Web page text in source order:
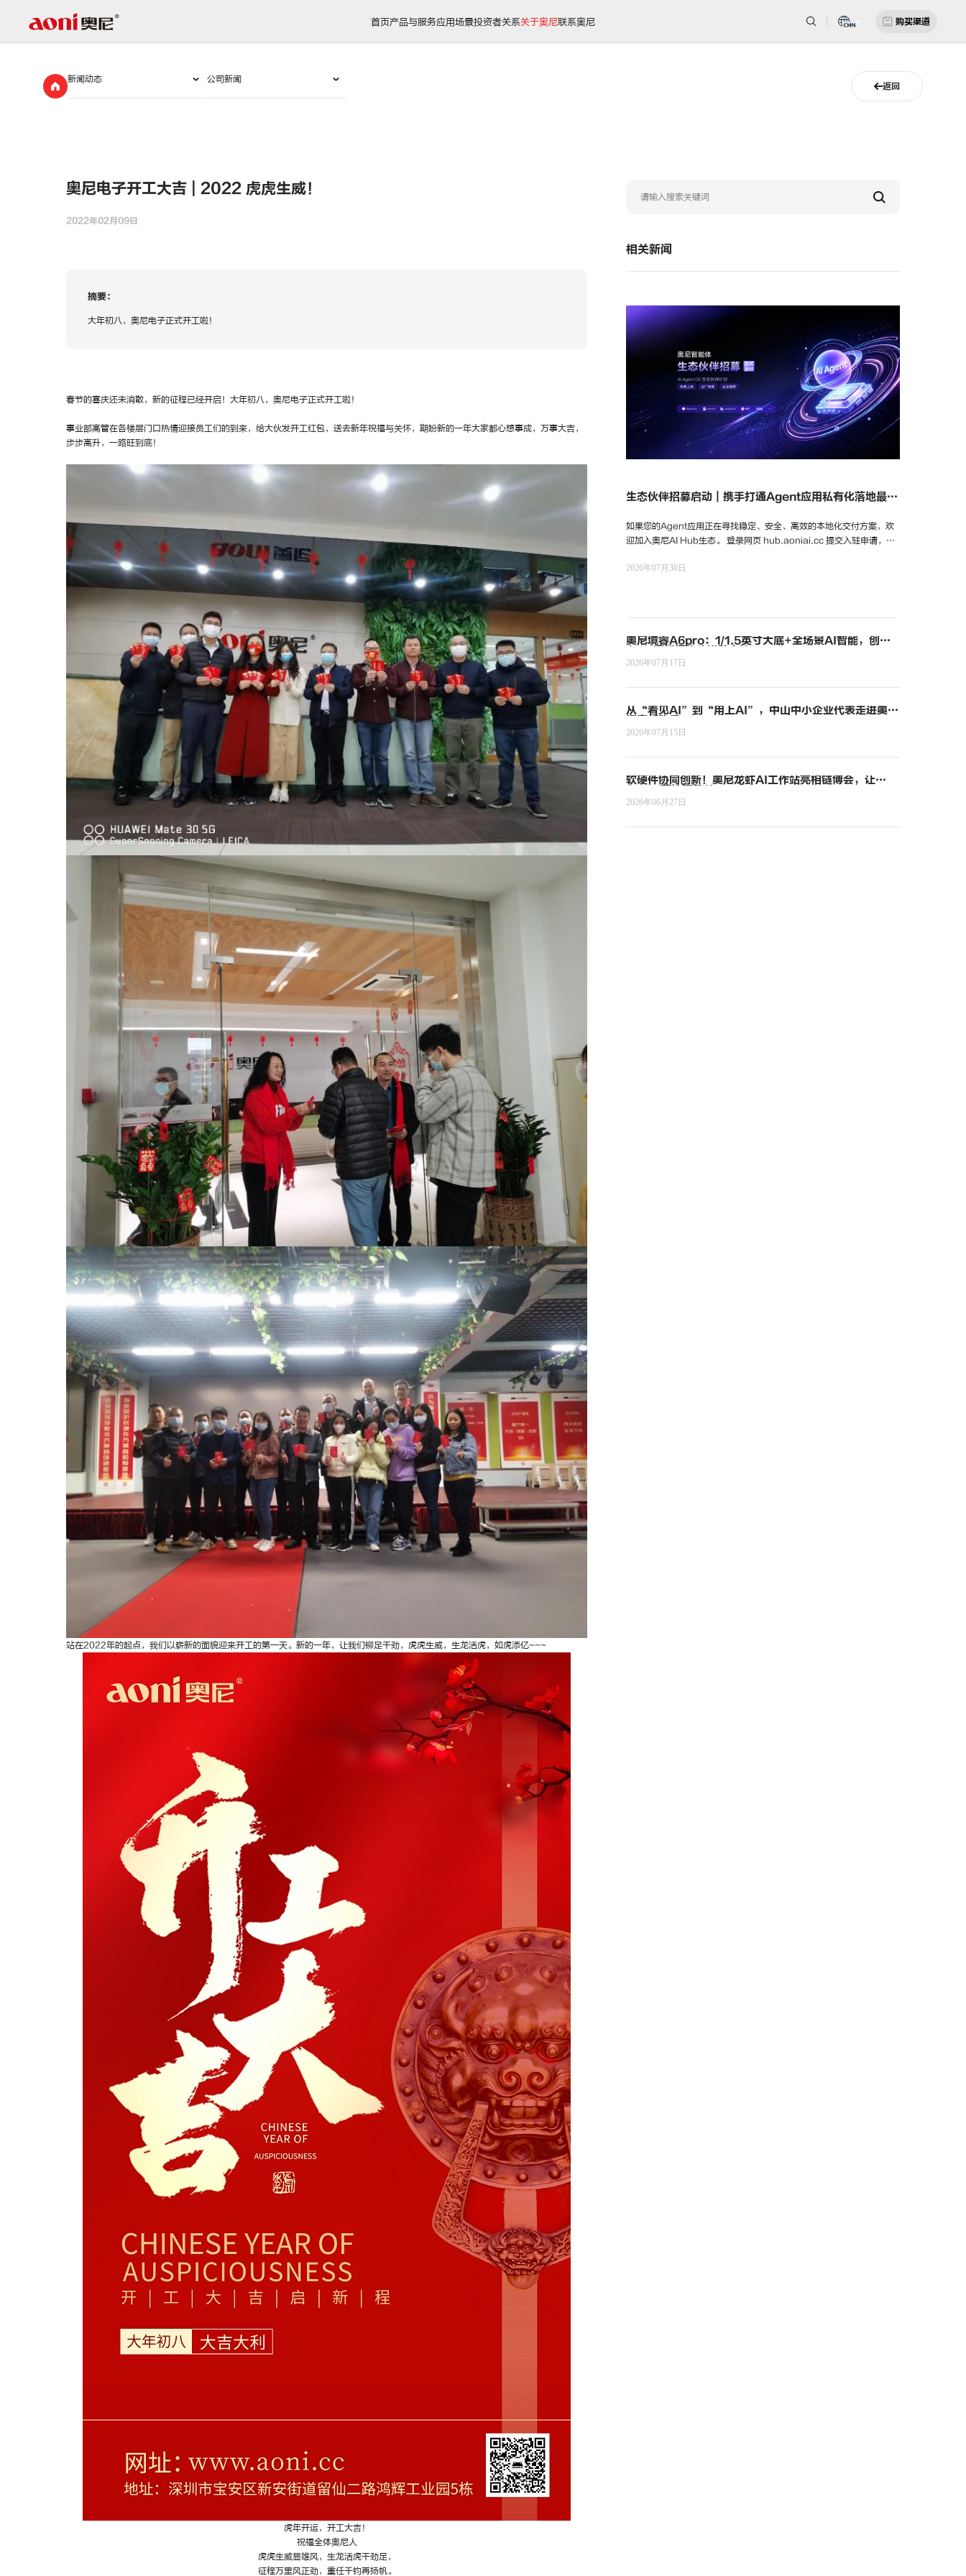
动
首页产品与服务应用场景投资者关系关于奥尼联系奥尼 购买渠道
返回
奥尼电子开工大吉 | 2022 虎虎生威！
2022年02月09日
摘要：
大年初八，奥尼电子正式开工啦！
春节的喜庆还未消散，新的征程已经开启！大年初八，奥尼电子正式开工啦！
事业部高管在各楼层门口热情迎接员工们的到来，给大伙发开工红包，送去新年祝福与关怀，期盼新的一年大家都心想事成，万事大吉，
步步高升，一路旺到底！
站在2022年的起点，我们以崭新的面貌迎来开工的第一天。新的一年，让我们铆足干劲，虎虎生威，生龙活虎，如虎添亿~~~
虎年开运，开工大吉！
祝福全体奥尼人
虎虎生威显雄风，生龙活虎干劲足，
征程万里风正劲，重任千钧再扬帆。
相关新闻
生态伙伴招募启动｜携手打通Agent应用私有化落地最后
如果您的Agent应用正在寻找稳定、安全、高效的本地化交付方案，欢
迎加入奥尼AI Hub生态。 登录网页 hub.aoniai.cc 提交入驻申请，与
2026年07月30日
奥尼境睿A6pro：1/1.5英寸大底+全场景AI智能，创作
2026年07月17日
从“看见AI”到“用上AI”，中山中小企业代表走进奥尼
2026年07月15日
软硬件协同创新！奥尼龙虾AI工作站亮相链博会，让
2026年06月27日